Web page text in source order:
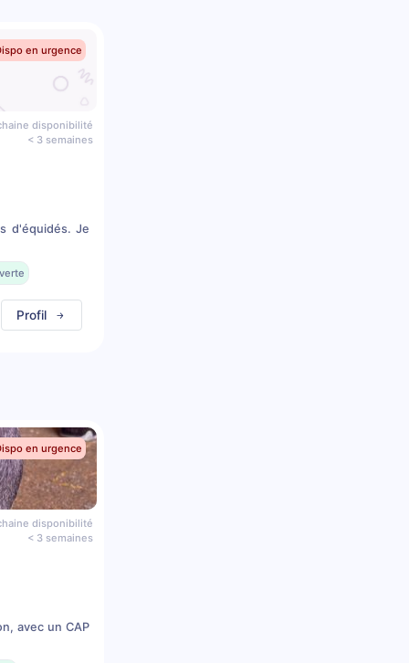
en urgence
disponibilité
< 3 semaines
d'équidés. Je
Profil
en urgence
disponibilité
< 3 semaines
avec un CAP